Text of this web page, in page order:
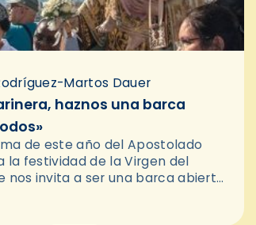
Martos Dauer
haznos una barca
de este año del Apostolado
la festividad de la Virgen del
nos invita a ser una barca abierta
Pedirle esto a…